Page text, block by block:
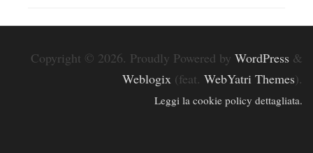
Copyright © 2026. Proudly Powered by WordPress &
Weblogix (feat. WebYatri Themes).
Leggi la cookie policy dettagliata.